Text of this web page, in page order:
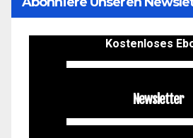
Kostenloses
Newsletter